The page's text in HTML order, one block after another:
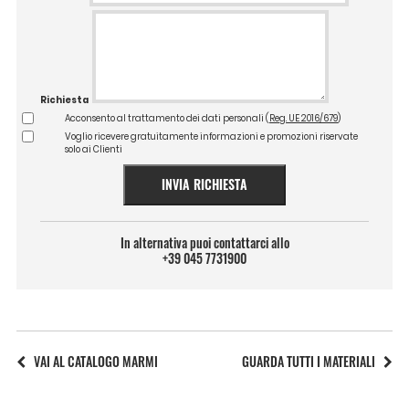
Richiesta
Acconsento al trattamento dei dati personali ( Reg. UE 2016/679)
Voglio ricevere gratuitamente informazioni e promozioni riservate
solo ai Clienti
INVIA RICHIESTA
In alternativa puoi contattarci allo
+39 045 7731900
VAI AL CATALOGO MARMI GUARDA TUTTI I MATERIALI